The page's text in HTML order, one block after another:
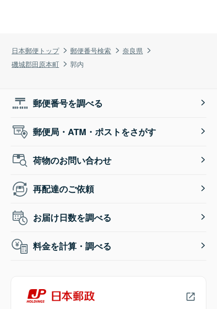
日本郵便トップ 郵便番号検索
奈良県
磯城郡田原本町
郭内
郵便番号を調べる
郵便局・ATM・ポストをさがす
荷物のお問い合わせ
再配達のご依頼
お届け日数を調べる
料金を計算・調べる